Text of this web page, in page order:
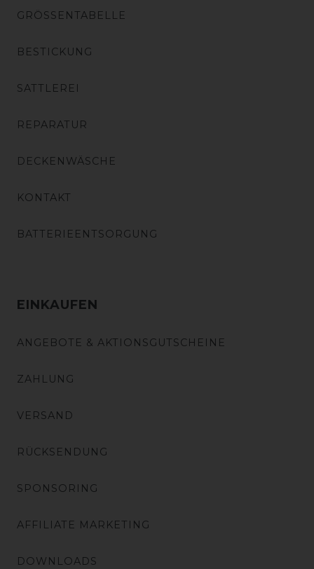
GRÖSSENTABELLE
BESTICKUNG
SATTLEREI
REPARATUR
DECKENWÄSCHE
KONTAKT
BATTERIEENTSORGUNG
EINKAUFEN
ANGEBOTE & AKTIONSGUTSCHEINE
ZAHLUNG
VERSAND
RÜCKSENDUNG
SPONSORING
AFFILIATE MARKETING
DOWNLOADS